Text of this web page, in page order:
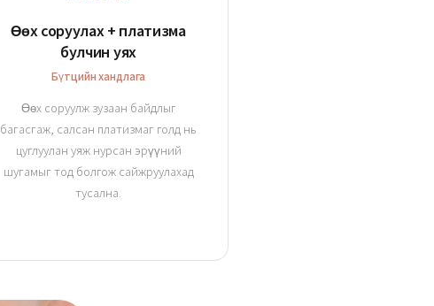
Өөх соруулах + платизма
булчин уях
Бүтцийн хандлага
Өөх соруулж зузаан байдлыг
багасгаж, салсан платизмаг голд нь
цуглуулан уяж нурсан эрүүний
шугамыг тод болгож сайжруулахад
тусална.